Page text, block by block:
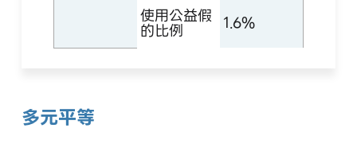
使用公益假
的比例 1.6%
多元平等